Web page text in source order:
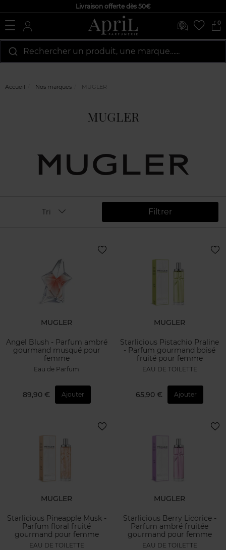
Livraison offerte dès 50€
0
Rechercher un produit, une marque…...
Accueil Nos marques MUGLER
MUGLER
Filtrer
Tri
MUGLER
Angel Blush - Parfum ambré
gourmand musqué pour
femme
Eau de Parfum
89,90 € Ajouter
MUGLER
Starlicious Pistachio Praline
- Parfum gourmand boisé
fruité pour femme
EAU DE TOILETTE
65,90 € Ajouter
MUGLER
Starlicious Pineapple Musk -
Parfum floral fruité
gourmand pour femme
EAU DE TOILETTE
MUGLER
Starlicious Berry Licorice -
Parfum ambré fruitée
gourmand pour femme
EAU DE TOILETTE